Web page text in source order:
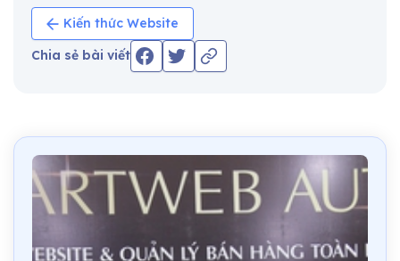
Kiến thức Website
Chia sẻ bài viết